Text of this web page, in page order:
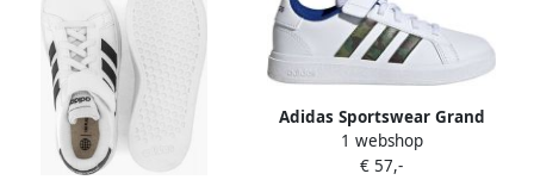
Adidas Sportswear Grand
Court 2.0 El Schoenen
Kinderen Wit 1 3
1 webshop
€ 57,-